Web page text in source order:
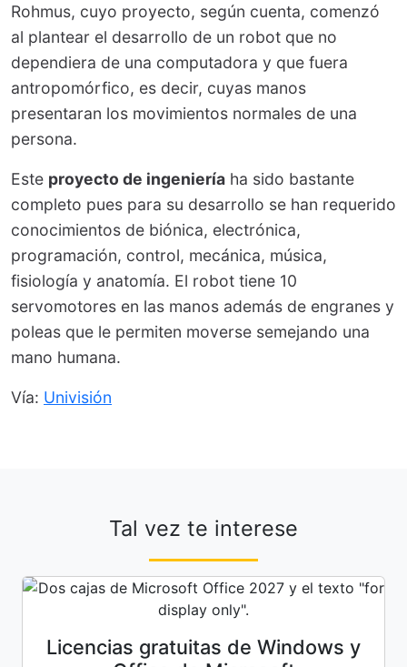
Rohmus, cuyo proyecto, según cuenta, comenzó
al plantear el desarrollo de un robot que no
dependiera de una computadora y que fuera
antropomórfico, es decir, cuyas manos
presentaran los movimientos normales de una
persona.
Este proyecto de ingeniería ha sido bastante
completo pues para su desarrollo se han requerido
conocimientos de biónica, electrónica,
programación, control, mecánica, música,
fisiología y anatomía. El robot tiene 10
servomotores en las manos además de engranes y
poleas que le permiten moverse semejando una
mano humana.
Vía: Univisión
Tal vez te interese
Licencias gratuitas de Windows y